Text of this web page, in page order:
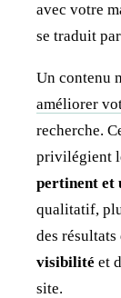
avec votre
se traduit
Un contenu
améliorer
recherche.
privilégient
pertinent et
qualitatif,
des
visibilité et
site.